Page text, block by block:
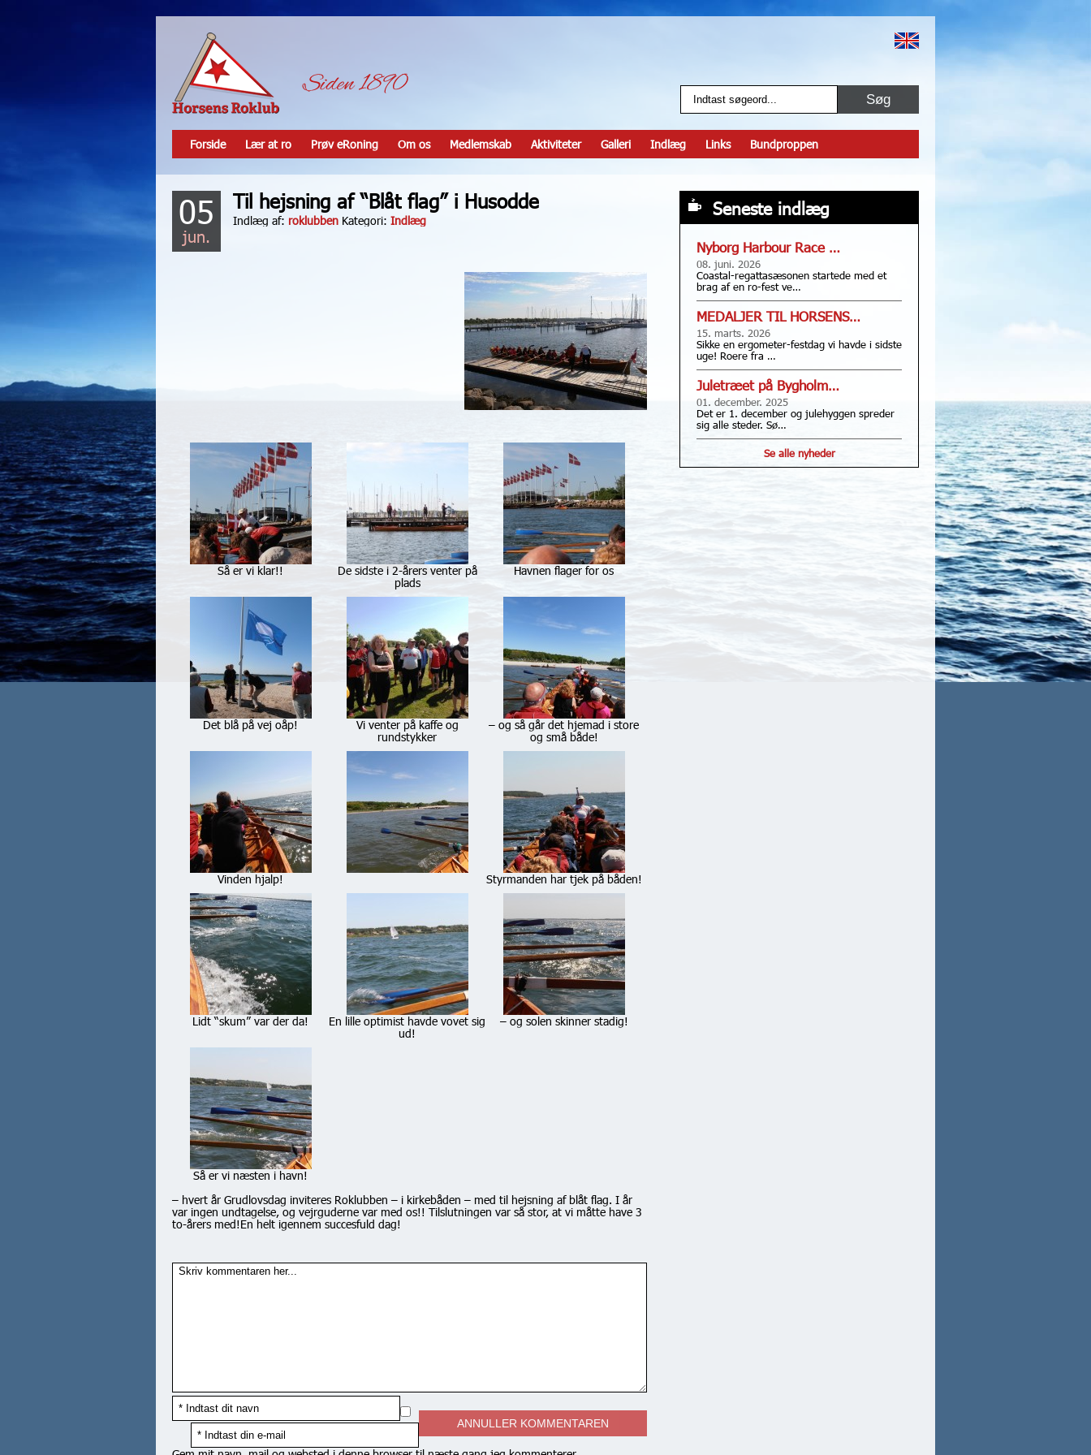
Forside Lær at ro Prøv eRoning Om os Medlemskab Aktiviteter Galleri Indlæg Links Bundproppen
05
jun.
Til hejsning af “Blåt flag” i Husodde
Indlæg af: roklubben Kategori: Indlæg
Så er vi klar!! De sidste i 2-årers venter på
plads
Havnen flager for os
Det blå på vej oåp! Vi venter på kaffe og
rundstykker
– og så går det hjemad i store
og små både!
Vinden hjalp! Styrmanden har tjek på båden!
Lidt “skum” var der da! En lille optimist havde vovet sig
ud!
– og solen skinner stadig!
Så er vi næsten i havn!
– hvert år Grudlovsdag inviteres Roklubben – i kirkebåden – med til hejsning af blåt flag. I år
var ingen undtagelse, og vejrguderne var med os!! Tilslutningen var så stor, at vi måtte have 3
to-årers med!En helt igennem succesfuld dag!
ANNULLER KOMMENTAREN
Seneste indlæg
Nyborg Harbour Race …
08. juni. 2026
Coastal-regattasæsonen startede med et
brag af en ro-fest ve…
MEDALJER TIL HORSENS…
15. marts. 2026
Sikke en ergometer-festdag vi havde i sidste
uge! Roere fra …
Juletræet på Bygholm…
01. december. 2025
Det er 1. december og julehyggen spreder
sig alle steder. Sø…
Se alle nyheder